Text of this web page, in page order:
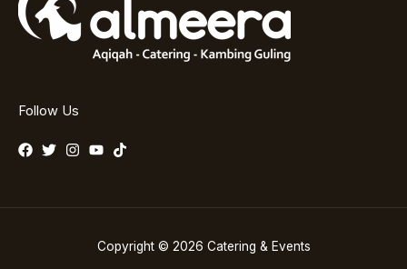
Follow Us
Copyright © 2026 Catering & Events